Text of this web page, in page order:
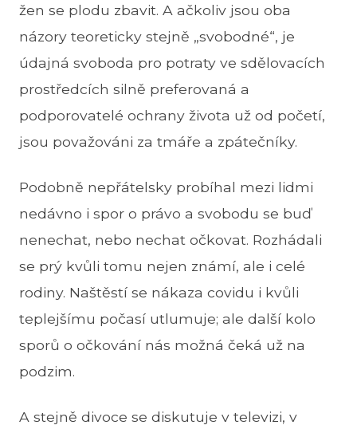
žen se plodu zbavit. A ačkoliv jsou oba
názory teoreticky stejně „svobodné“, je
údajná svoboda pro potraty ve sdělovacích
prostředcích silně preferovaná a
podporovatelé ochrany života už od početí,
jsou považováni za tmáře a zpátečníky.
Podobně nepřátelsky probíhal mezi lidmi
nedávno i spor o právo a svobodu se buď
nenechat, nebo nechat očkovat. Rozhádali
se prý kvůli tomu nejen známí, ale i celé
rodiny. Naštěstí se nákaza covidu i kvůli
teplejšímu počasí utlumuje; ale další kolo
sporů o očkování nás možná čeká už na
podzim.
A stejně divoce se diskutuje v televizi, v